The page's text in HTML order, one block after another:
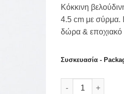
Κόκκινη
4.5 cm με σύρμα.
δώρα & εποχιακό
Συσκευασία -
Κόκκινη